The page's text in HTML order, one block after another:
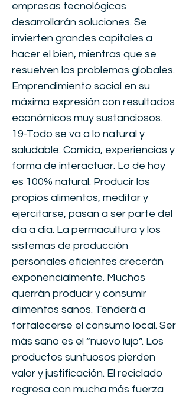
empresas tecnológicas
desarrollarán soluciones. Se
invierten grandes capitales a
hacer el bien, mientras que se
resuelven los problemas globales.
Emprendimiento social en su
máxima expresión con resultados
económicos muy sustanciosos.
19-Todo se va a lo natural y
saludable. Comida, experiencias y
forma de interactuar. Lo de hoy
es 100% natural. Producir los
propios alimentos, meditar y
ejercitarse, pasan a ser parte del
día a día. La permacultura y los
sistemas de producción
personales eficientes crecerán
exponencialmente. Muchos
querrán producir y consumir
alimentos sanos. Tenderá a
fortalecerse el consumo local. Ser
más sano es el “nuevo lujo”. Los
productos suntuosos pierden
valor y justificación. El reciclado
regresa con mucha más fuerza